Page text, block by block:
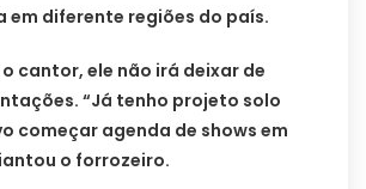
em diferente regiões do país.
cantor, ele não irá deixar de
“Já tenho projeto solo
começar agenda de shows em
o forrozeiro.